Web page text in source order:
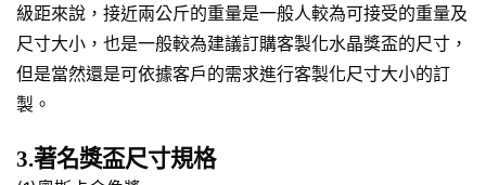
級距來說，接近兩公斤的重量是一般人較為可接受的重量及
尺寸大小，也是一般較為建議訂購客製化水晶獎盃的尺寸，
但是當然還是可依據客戶的需求進行客製化尺寸大小的訂
製。
3.著名獎盃尺寸規格